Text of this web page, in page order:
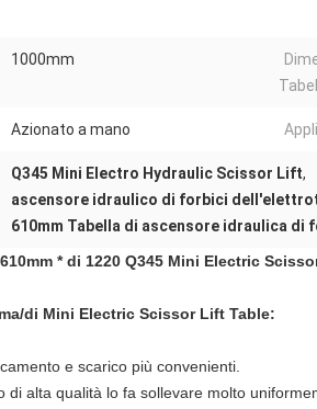
1000mm
Azionato a mano
Q345 Mini Electro Hydraulic Scissor Lift,
ascensore idraulico di forbici
610mm Tabella di ascensore idraulica di
* di 1220 Q345 Mini Electric
di Mini Electric Scissor Lift Table:
e scarico più convenienti.
di alta qualità lo fa sollevare molto